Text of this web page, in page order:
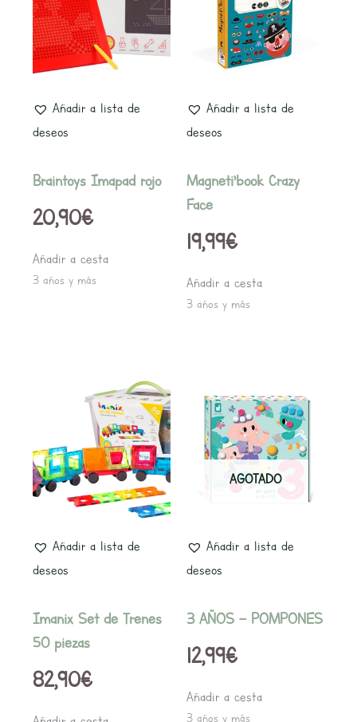
Añadir a lista de
deseos
Braintoys Imapad rojo
20,90€
Añadir a cesta
3 años y más
Añadir a lista de
deseos
Magneti’book Crazy
Face
19,99€
Añadir a cesta
3 años y más
Añadir a lista de
deseos
Imanix Set de Trenes
50 piezas
82,90€
AGOTADO
Añadir a lista de
deseos
3 AÑOS – POMPONES
12,99€
Añadir a cesta
3 años y más